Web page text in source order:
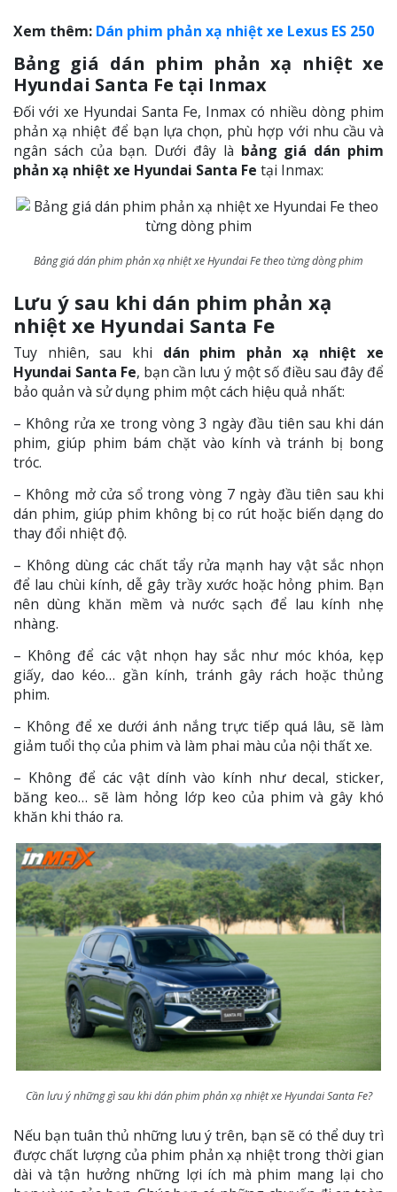
Xem thêm: Dán phim phản xạ nhiệt xe Lexus ES 250
Bảng giá dán phim phản xạ nhiệt xe
Hyundai Santa Fe tại Inmax
Đối với xe Hyundai Santa Fe, Inmax có nhiều dòng phim
phản xạ nhiệt để bạn lựa chọn, phù hợp với nhu cầu và
ngân sách của bạn. Dưới đây là bảng giá dán phim
phản xạ nhiệt xe Hyundai Santa Fe tại Inmax:
Bảng giá dán phim phản xạ nhiệt xe Hyundai Fe theo từng dòng phim
Lưu ý sau khi dán phim phản xạ
nhiệt xe Hyundai Santa Fe
Tuy nhiên, sau khi dán phim phản xạ nhiệt xe
Hyundai Santa Fe, bạn cần lưu ý một số điều sau đây để
bảo quản và sử dụng phim một cách hiệu quả nhất:
– Không rửa xe trong vòng 3 ngày đầu tiên sau khi dán
phim, giúp phim bám chặt vào kính và tránh bị bong
tróc.
– Không mở cửa sổ trong vòng 7 ngày đầu tiên sau khi
dán phim, giúp phim không bị co rút hoặc biến dạng do
thay đổi nhiệt độ.
– Không dùng các chất tẩy rửa mạnh hay vật sắc nhọn
để lau chùi kính, dễ gây trầy xước hoặc hỏng phim. Bạn
nên dùng khăn mềm và nước sạch để lau kính nhẹ
nhàng.
– Không để các vật nhọn hay sắc như móc khóa, kẹp
giấy, dao kéo… gần kính, tránh gây rách hoặc thủng
phim.
– Không để xe dưới ánh nắng trực tiếp quá lâu, sẽ làm
giảm tuổi thọ của phim và làm phai màu của nội thất xe.
– Không để các vật dính vào kính như decal, sticker,
băng keo… sẽ làm hỏng lớp keo của phim và gây khó
khăn khi tháo ra.
Cần lưu ý những gì sau khi dán phim phản xạ nhiệt xe Hyundai Santa Fe?
Nếu bạn tuân thủ những lưu ý trên, bạn sẽ có thể duy trì
được chất lượng của phim phản xạ nhiệt trong thời gian
dài và tận hưởng những lợi ích mà phim mang lại cho